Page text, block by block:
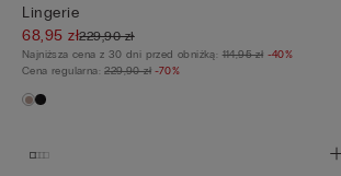
Lingerie
68,95 zł229,90 zł
Najniższa cena z 30 dni przed obniżką:114,95 zł -40%
Cena regularna:229,90 zł -70%